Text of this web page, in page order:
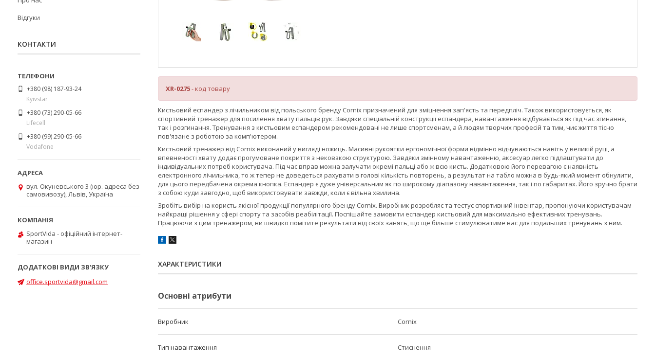
XR-0275- код товару
Кистьовий еспандер з лічильником від польського бренду Cornixпризначений для зміцнення зап'ясть та передпліч. Також використовується, як
спортивний тренажер для посилення хвату пальців рук. Завдяки спеціальній конструкції еспандера, навантаження відбувається як під час згинання,
так і розгинання. Тренування з кистьовим еспандером рекомендовані не лише спортсменам, а й людям творчих професій та тим, чиє життя тісно
пов'язане з роботою за комп'ютером.
Кистьовий тренажер від Cornixвиконаний у вигляді ножиць. Масивні рукоятки ергономічної форми відмінно відчуваються навіть у великій руці, а
впевненості хвату додає прогумоване покриття з нековзкою структурою. Завдяки змінному навантаженню, аксесуар легко підлаштувати до
індивідуальних потреб користувача. Під час вправ можна залучати окремі пальці або ж всю кисть. Додатковою його перевагою є наявність
електронного лічильника, то ж тепер не доведеться рахувати в голові кількість повторень, а результат на табло можна в будь-який момент обнулити,
для цього передбачена окрема кнопка. Еспандер є дуже універсальним як по широкому діапазону навантаження, так і по габаритах. Його зручно брати
з собою куди завгодно, щоб використовувати завжди, коли є вільна хвилина.
Зробіть вибір на користь якісної продукції популярного бренду Cornix. Виробник розробляє та тестує спортивний інвентар, пропонуючи користувачам
найкращі рішення у сфері спорту та засобів реабілітації. Поспішайте замовити еспандер кистьовий для максимально ефективних тренувань.
Працюючи з цим тренажером, ви швидко помітите результати від своїх занять, що ще більше стимулюватиме вас для подальших тренувань з ним.
ХАРАКТЕРИСТИКИ
Основні атрибути
Виробник Cornix
Тип навантаження Стиснення
Відгуки
КОНТАКТИ
+380 (98) 187-93-24
Kyivstar
+380 (73) 290-05-66
Lifecell
+380 (99) 290-05-66
Vodafone
вул. Окуневського 3 (юр. адреса без
самовивозу), Львів, Україна
SportVida - офіційний інтернет-
магазин
office.sportvida@gmail.com